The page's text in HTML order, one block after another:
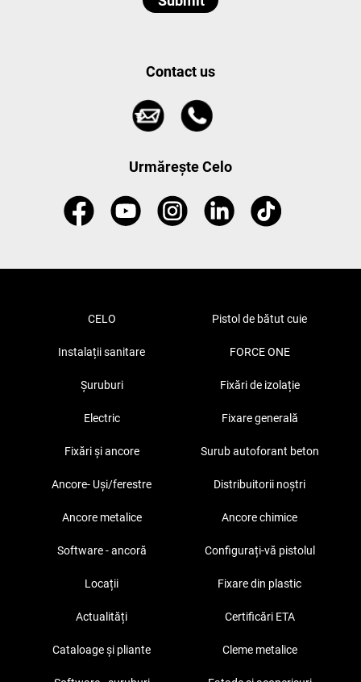
Contact us
Urmărește Celo
CELO Pistol de bătut cuie
Instalații sanitare FORCE ONE
Șuruburi Fixări de izolație
Electric Fixare generală
Fixări și ancore Surub autoforant beton
Ancore- Uși/ferestre Distribuitorii noștri
Ancore metalice Ancore chimice
Software - ancoră Configurați-vă pistolul
Locații Fixare din plastic
Actualități Certificări ETA
Cataloage și pliante Cleme metalice